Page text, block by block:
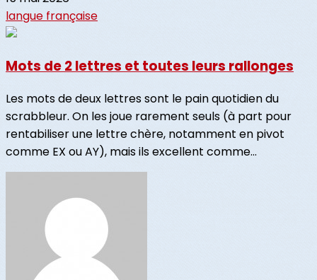
langue française
Mots de 2 lettres et toutes leurs rallonges
Les mots de deux lettres sont le pain quotidien du
scrabbleur. On les joue rarement seuls (à part pour
rentabiliser une lettre chère, notamment en pivot
comme EX ou AY), mais ils excellent comme...